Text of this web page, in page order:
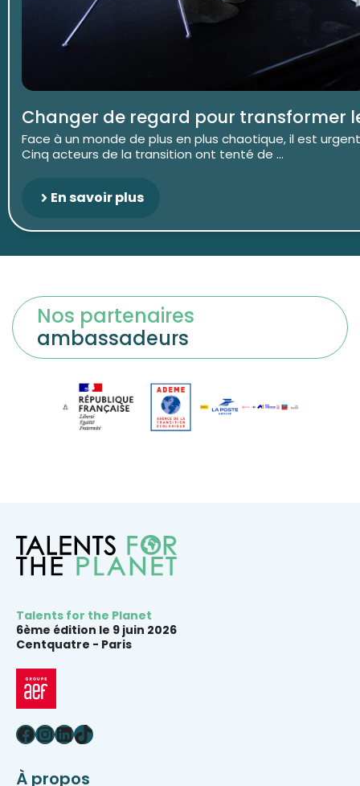
Changer de regard pour transformer
Face à un monde de plus en plus chaotique, il est
Cinq acteurs de la transition ont tenté de ...
En savoir plus
Nos partenaires
ambassadeurs
Talents for the Planet
6ème édition le 9 juin 2026
Centquatre - Paris
Facebook
Instagram
LinkedIn
TikTok
À propos